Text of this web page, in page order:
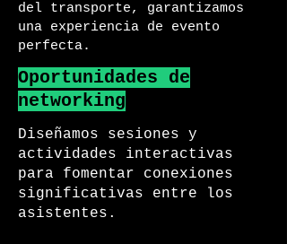
del transporte, garantizamos
una experiencia de evento
perfecta.
Oportunidades de
networking
Diseñamos sesiones y
actividades interactivas
para fomentar conexiones
significativas entre los
asistentes.